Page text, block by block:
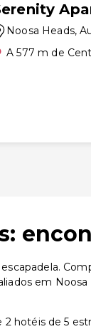
Noosa Heads,
A 577 m de
em
2 hotéis de 5